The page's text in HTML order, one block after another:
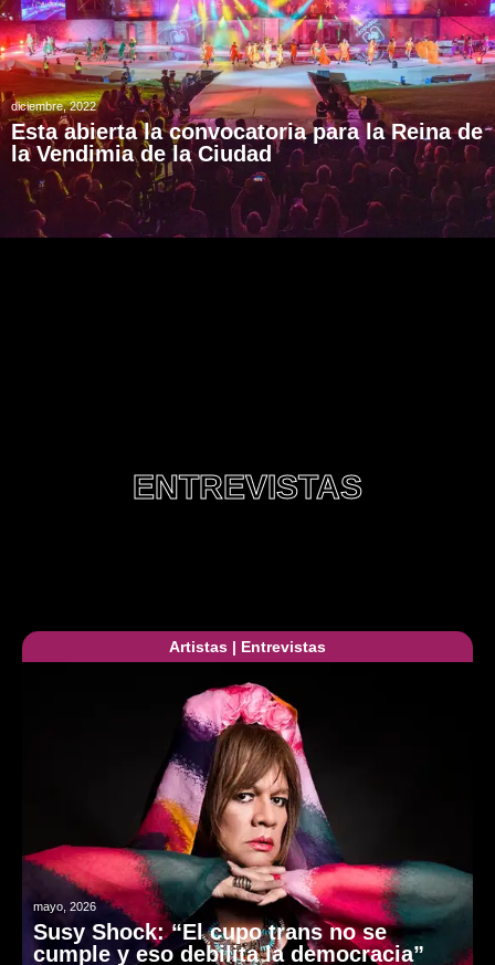
diciembre, 2022
Esta abierta la convocatoria para la Reina de
la Vendimia de la Ciudad
ENTREVISTAS
Artistas | Entrevistas
mayo, 2026
Susy Shock: “El cupo trans no se
cumple y eso debilita la democracia”